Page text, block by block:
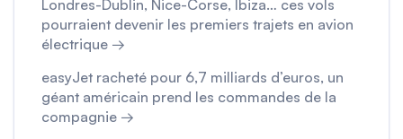
Londres-Dublin, Nice-Corse, Ibiza… ces vols
pourraient devenir les premiers trajets en avion
électrique →
easyJet racheté pour 6,7 milliards d’euros, un
géant américain prend les commandes de la
compagnie →